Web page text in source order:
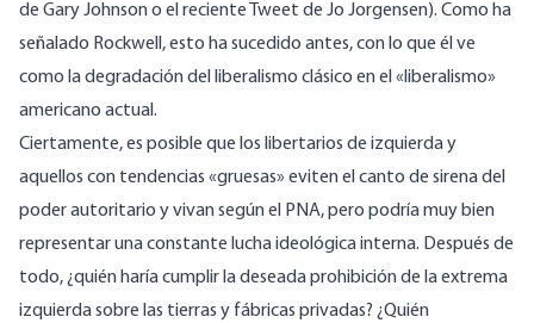
de Gary Johnsono el reciente Tweet de Jo Jorgensen). Como ha
señalado Rockwell, esto ha sucedido antes, con lo que él ve
como la degradación del liberalismo clásico en el «liberalismo»
americano actual.
Ciertamente, es posible que los libertarios de izquierda y
aquellos con tendencias «gruesas» eviten el canto de sirena del
poder autoritario y vivan según el PNA, pero podría muy bien
representar una constante lucha ideológica interna. Después de
todo, ¿quién haría cumplir la deseada prohibición de la extrema
izquierda sobre las tierras y fábricas privadas? ¿Quién